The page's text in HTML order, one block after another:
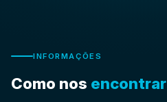
INFORMAÇÕES
Como nos encontrar